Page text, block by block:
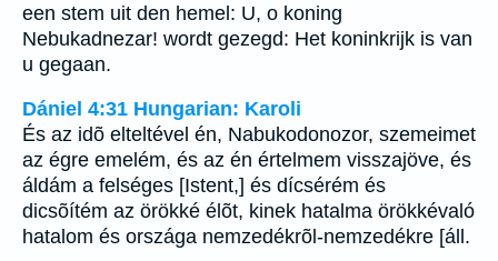
een stem uit den hemel: U, o koning
Nebukadnezar! wordt gezegd: Het koninkrijk is van
u gegaan.
Dániel 4:31 Hungarian: Karoli
És az idõ elteltével én, Nabukodonozor, szemeimet
az égre emelém, és az én értelmem visszajöve, és
áldám a felséges [Istent,] és dícsérém és
dicsõítém az örökké élõt, kinek hatalma örökkévaló
hatalom és országa nemzedékrõl-nemzedékre [áll.